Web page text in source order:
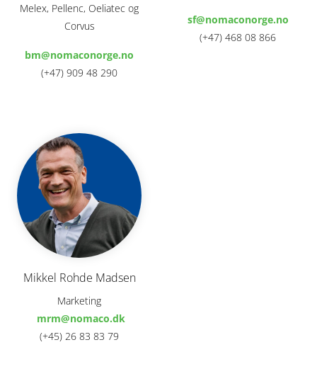
Melex, Pellenc, Oeliatec og
Corvus
bm@nomaconorge.no
(+47) 909 48 290
sf@nomaconorge.no
(+47) 468 08 866
Mikkel Rohde Madsen
Marketing
mrm@nomaco.dk
(+45) 26 83 83 79